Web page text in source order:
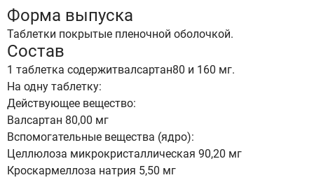
Форма выпуска
Таблетки покрытые пленочной оболочкой.
Состав
1 таблетка содержитвалсартан80 и 160 мг.
На одну таблетку:
Действующее вещество:
Валсартан 80,00 мг
Вспомогательные вещества (ядро):
Целлюлоза микрокристаллическая 90,20 мг
Кроскармеллоза натрия 5,50 мг